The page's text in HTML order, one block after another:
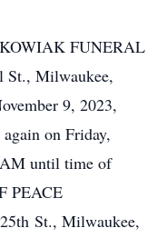
FUNERAL
St., Milwaukee,
9, 2023,
on Friday,
until time of
PEACE
St., Milwaukee,